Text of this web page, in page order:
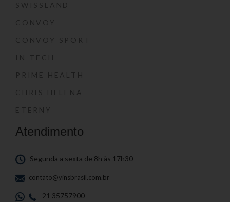
SWISSLAND
CONVOY
CONVOY SPORT
IN-TECH
PRIME HEALTH
CHRIS HELENA
ETERNY
Atendimento
Segunda a sexta de 8h às 17h30
contato@yinsbrasil.com.br
21 35757900